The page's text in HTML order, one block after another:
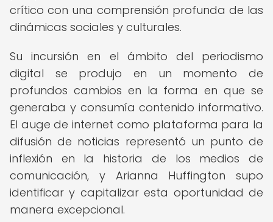
crítico con una comprensión profunda de las
dinámicas sociales y culturales.
Su incursión en el ámbito del periodismo
digital se produjo en un momento de
profundos cambios en la forma en que se
generaba y consumía contenido informativo.
El auge de internet como plataforma para la
difusión de noticias representó un punto de
inflexión en la historia de los medios de
comunicación, y Arianna Huffington supo
identificar y capitalizar esta oportunidad de
manera excepcional.